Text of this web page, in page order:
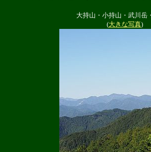
大持山・小持山・武川岳
(大きな写真)